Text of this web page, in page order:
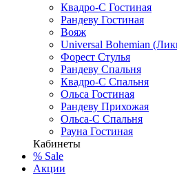
Квадро-С Гостиная
Рандеву Гостиная
Вояж
Universal Bohemian
Форест Стулья
Рандеву Спальня
Квадро-С Спальня
Ольса Гостиная
Рандеву Прихожая
Ольса-С Спальня
Рауна Гостиная
Кабинеты
% Sale
Акции